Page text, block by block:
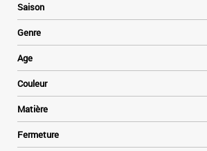
Saison
Genre
Age
Couleur
Matière
Fermeture